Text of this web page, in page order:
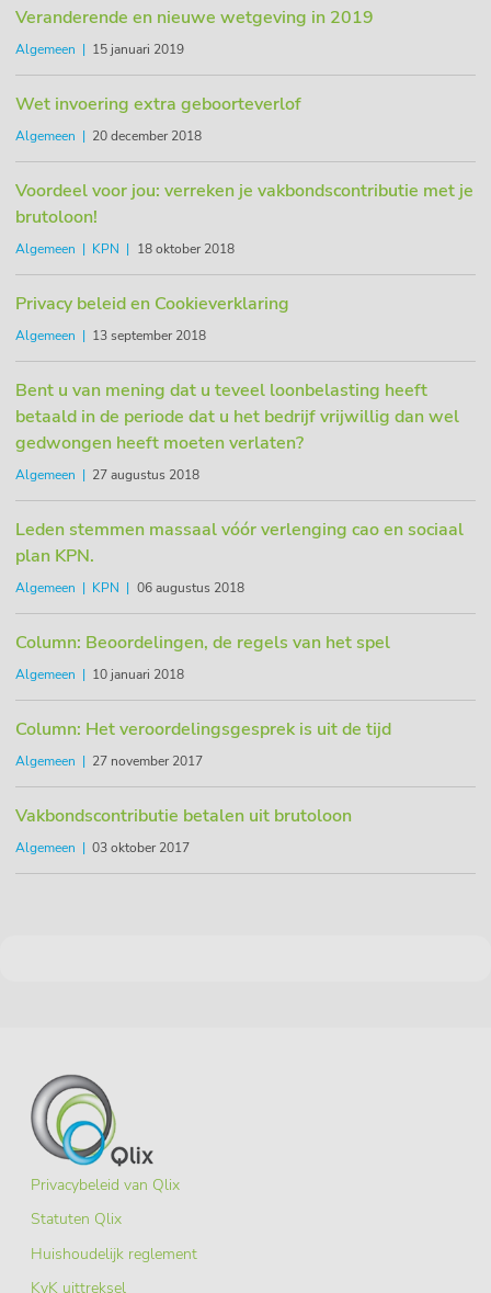
Veranderende en nieuwe wetgeving in 2019
Algemeen 15 januari 2019
Wet invoering extra geboorteverlof
Algemeen 20 december 2018
Voordeel voor jou: verreken je vakbondscontributie met je
brutoloon!
Algemeen KPN 18 oktober 2018
Privacy beleid en Cookieverklaring
Algemeen 13 september 2018
Bent u van mening dat u teveel loonbelasting heeft
betaald in de periode dat u het bedrijf vrijwillig dan wel
gedwongen heeft moeten verlaten?
Algemeen 27 augustus 2018
Leden stemmen massaal vóór verlenging cao en sociaal
plan KPN.
Algemeen KPN 06 augustus 2018
Column: Beoordelingen, de regels van het spel
Algemeen 10 januari 2018
Column: Het veroordelingsgesprek is uit de tijd
Algemeen 27 november 2017
Vakbondscontributie betalen uit brutoloon
Algemeen 03 oktober 2017
Privacybeleid van Qlix
Statuten Qlix
Huishoudelijk reglement
KvK uittreksel